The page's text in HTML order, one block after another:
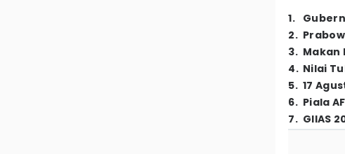
1.
2.
3. Makan
4. Nilai
5. 17
6. Piala
7. GIIAS